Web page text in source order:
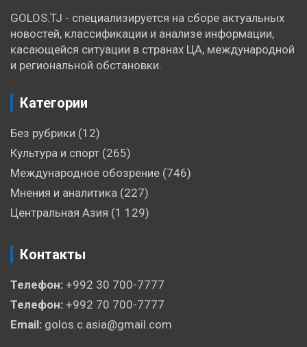
GOLOS.TJ - специализируется на сборе актуальных
новостей, классификации и анализе информации,
касающейся ситуации в странах ЦА, международной
и региональной обстановки.
Категории
Без рубрики (12)
Культура и спорт (265)
Международное обозрение (746)
Мнения и аналитика (227)
Центральная Азия (1 129)
Контакты
Телефон: +992 30 700-7777
Телефон: +992 70 700-7777
Email: golos.c.asia@gmail.com